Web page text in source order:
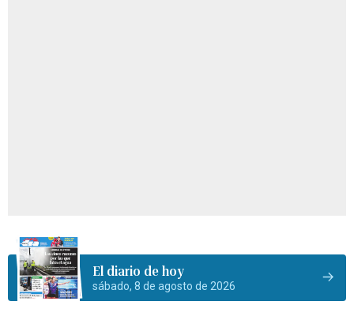
El diario de hoy
sábado, 8 de agosto de 2026